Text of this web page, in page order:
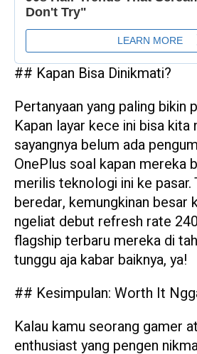
## Kapan Bisa Dinikmati?
Pertanyaan yang paling bikin
Kapan layar kece ini bisa kita
sayangnya belum ada
OnePlus soal kapan mereka
merilis teknologi ini ke pasar.
beredar, kemungkinan besar
ngeliat debut refresh rate
flagship terbaru mereka di
tunggu aja kabar baiknya, ya!
## Kesimpulan: Worth It
Kalau kamu seorang gamer
enthusiast yang pengen